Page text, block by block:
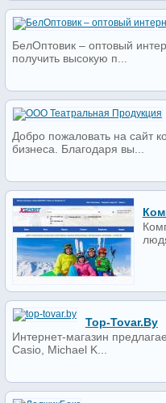
БелОптовик – оптовый
получить высокую п...
Добро пожаловать на сайт
бизнеса. Благодаря вы...
Top-Tovar.by
Интернет-магазин
Casio, Michael K...